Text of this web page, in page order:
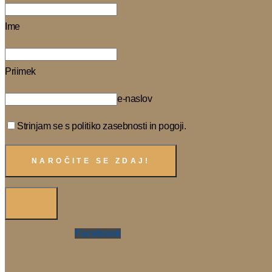
Ime
Priimek
e-naslov
Strinjam se s politiko zasebnosti in pogoji.
Facebook